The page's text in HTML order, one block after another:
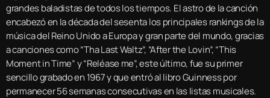
grandes baladistas de todos los tiempos. El astro de la canción
encabezó en la década del sesenta los principales rankings de la
música del Reino Unido a Europa y gran parte del mundo, gracias
a canciones como “Tha Last Waltz”, “After the Lovin”, “This
Moment in Time” y “Reléase me”, este último, fue su primer
sencillo grabado en 1967 y que entró al libro Guinness por
permanecer 56 semanas consecutivas en las listas musicales.